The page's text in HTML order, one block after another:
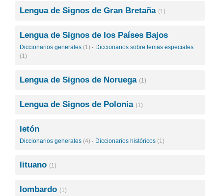
Lengua de Signos de Gran Bretaña (1)
Lengua de Signos de los Países Bajos
Diccionarios generales (1) · Diccionarios sobre temas especiales
(1)
Lengua de Signos de Noruega (1)
Lengua de Signos de Polonia (1)
letón
Diccionarios generales (4) · Diccionarios históricos (1)
lituano (1)
lombardo (1)